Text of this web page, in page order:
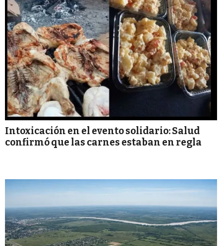
Intoxicación en el evento solidario: Salud
confirmó que las carnes estaban en regla